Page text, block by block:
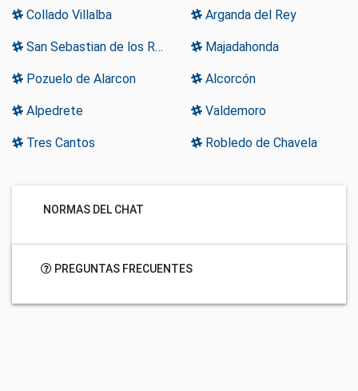
Collado Villalba Arganda del Rey
San Sebastian de los Reyes Majadahonda
Pozuelo de Alarcon Alcorcón
Alpedrete Valdemoro
Tres Cantos Robledo de Chavela
NORMAS DEL CHAT
PREGUNTAS FRECUENTES